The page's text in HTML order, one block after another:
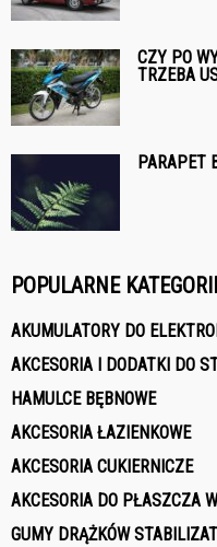
CZY PO
TRZEBA
PARAPET
POPULARNE
AKUMULATORY DO
AKCESORIA I DODATKI DO
HAMULCE BĘBNOWE
AKCESORIA ŁAZIENKOWE
AKCESORIA CUKIERNICZE
AKCESORIA DO PŁASZCZA
GUMY DRĄŻKÓW